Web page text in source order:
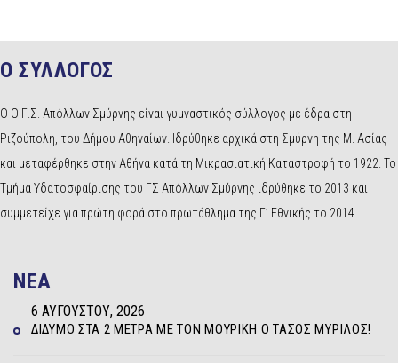
Ο ΣΥΛΛΟΓΟΣ
Ο Ο Γ.Σ. Απόλλων Σμύρνης είναι γυμναστικός σύλλογος με έδρα στη
Ριζούπολη, του Δήμου Αθηναίων. Ιδρύθηκε αρχικά στη Σμύρνη της Μ. Ασίας
και μεταφέρθηκε στην Αθήνα κατά τη Μικρασιατική Καταστροφή το 1922. Το
Τμήμα Υδατοσφαίρισης του ΓΣ Απόλλων Σμύρνης ιδρύθηκε το 2013 και
συμμετείχε για πρώτη φορά στο πρωτάθλημα της Γ’ Εθνικής το 2014.
NEA
ΔΊΔΥΜΟ ΣΤΑ 2 ΜΈΤΡΑ ΜΕ ΤΟΝ ΜΟΥΡΊΚΗ Ο ΤΆΣΟΣ ΜΥΡΊΛΟΣ!
6 ΑΥΓΟΎΣΤΟΥ, 2026